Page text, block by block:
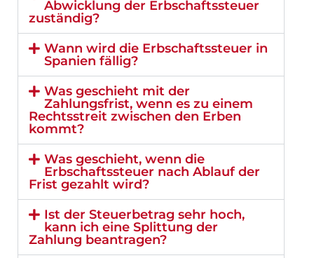
Abwicklung der Erbschaftssteuer
zuständig?
Wann wird die Erbschaftssteuer in
Spanien fällig?
Was geschieht mit der
Zahlungsfrist, wenn es zu einem
Rechtsstreit zwischen den Erben
kommt?
Was geschieht, wenn die
Erbschaftssteuer nach Ablauf der
Frist gezahlt wird?
Ist der Steuerbetrag sehr hoch,
kann ich eine Splittung der
Zahlung beantragen?